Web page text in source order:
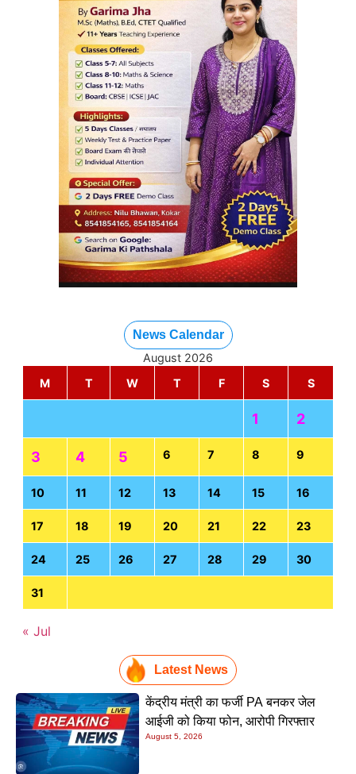
News Calendar
August 2026
M
T W T F S S
1 2
3 4 5 6 7 8 9
10 11 12 13 14 15 16
17 18 19 20 21 22 23
24 25 26 27 28 29 30
31
« Jul
Latest News
केंद्रीय मंत्री का फर्जी PA बनकर जेल
आईजी को किया फोन, आरोपी गिरफ्तार
August 5, 2026